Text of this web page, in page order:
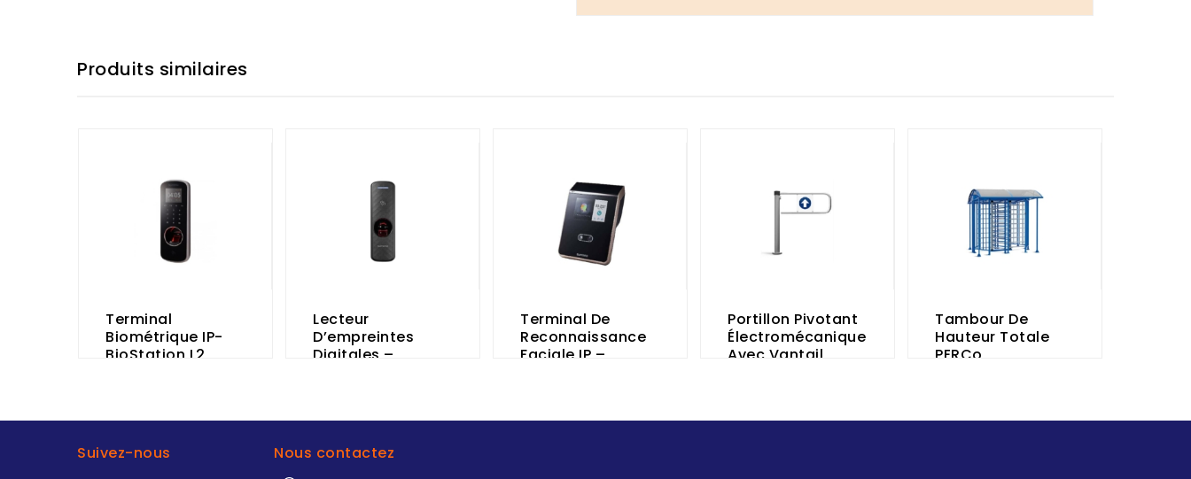
Produits similaires
Terminal
Biométrique IP-
BioStation L2
Lecteur
D’empreintes
Digitales –
Terminal De
Reconnaissance
Faciale IP –
Portillon Pivotant
Électromécanique
Avec Vantail
Tambour De
Hauteur Totale
PERCo
Suivez-nous Nous contactez